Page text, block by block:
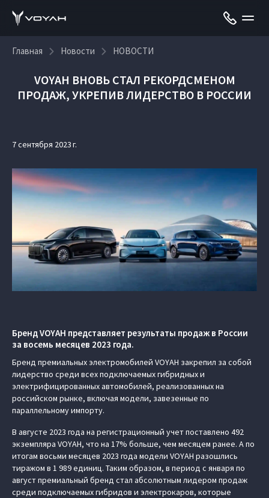
Главная Новости НОВОСТИ
VOYAH ВНОВЬ СТАЛ РЕКОРДСМЕНОМ
ПРОДАЖ, УКРЕПИВ ЛИДЕРСТВО В РОССИИ
7 сентября 2023 г.
Бренд VOYAH представляет результаты продаж в России
за восемь месяцев 2023 года.
Бренд премиальных электромобилей VOYAH закрепил за собой
лидерство среди всех подключаемых гибридных и
электрифицированных автомобилей, реализованных на
российском рынке, включая модели, завезенные по
параллельному импорту.
В августе 2023 года на регистрационный учет поставлено 492
экземпляра VOYAH, что на 17% больше, чем месяцем ранее. А по
итогам восьми месяцев 2023 года модели VOYAH разошлись
тиражом в 1 989 единиц. Таким образом, в период с января по
август премиальный бренд стал абсолютным лидером продаж
среди подключаемых гибридов и электрокаров, которые